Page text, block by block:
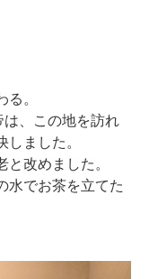
。
、この地を訪れ
ました。
改めました。
水でお茶を立てた